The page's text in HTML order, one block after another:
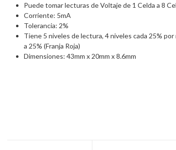
Puede tomar lecturas de Voltaje de 1 Celda a 8
Corriente: 5mA
Tolerancia: 2%
Tiene 5 niveles de lectura, 4 niveles cada 25%
a 25% (Franja Roja)
Dimensiones: 43mm x 20mm x 8.6mm